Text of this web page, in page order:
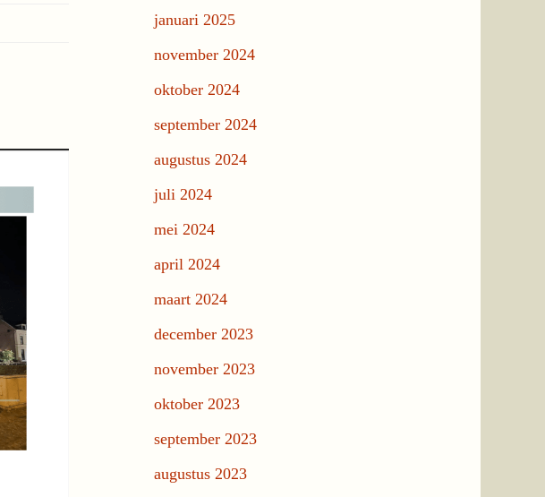
januari 2025
november 2024
oktober 2024
september 2024
augustus 2024
juli 2024
mei 2024
april 2024
maart 2024
december 2023
november 2023
oktober 2023
september 2023
augustus 2023